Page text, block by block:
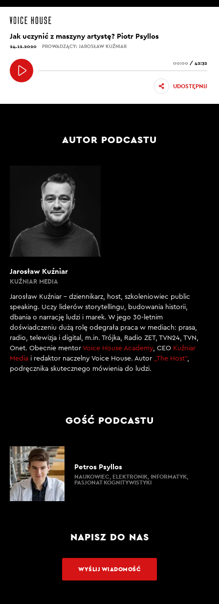
Jak uczynić z maszyny artystę? Piotr Psyllos
24.12.2020 PROWADZĄCY: JAROSŁAW KUŹNIAR
00:00 / 42:32
UDOSTĘPNIJ
AUTOR PODCASTU
Jarosław Kuźniar
KUŹNIAR MEDIA
Jarosław Kuźniar – dziennikarz, host, szkoleniowiec public
speaking. Uczy liderów storytellingu, budowania historii,
dbania o narrację ludzi i marek. W jego 30-letnim
doświadczeniu dużą rolę odegrała praca w mediach: prasa,
radio, telewizja i digital, m.in. Trójka, Radio ZET, TVN24, TVN,
Onet. Obecnie mentor Voice House Academy, CEO Kuźniar
Media i redaktor naczelny Voice House. Autor „The Host”,
podręcznika skutecznego mówienia do ludzi.
GOŚĆ PODCASTU
Petros Psyllos
NAUKOWIEC, ELEKTRONIK, INFORMATYK,
PASJONAT KOGNITYWISTYKI
NAPISZ DO NAS
WYŚLIJ WIADOMOŚĆ